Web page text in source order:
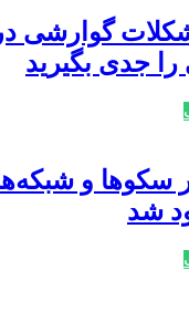
گوارشی
جدی بگیرید
در سکوها و
شد